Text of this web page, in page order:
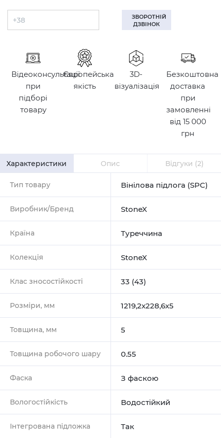
ЗВОРОТНІЙ
ДЗВІНОК
Відеоконсультації
при
підборі
товару
Європейська
якість
3D-
візуалізація
Безкоштовна
доставка
при
замовленні
від 15 000
грн
Характеристики Опис Відгуки (2)
Тип товару Вінілова підлога (SPC)
Виробник/Бренд StoneX
Країна Туреччина
Колекція StoneX
Клас зносостійкості 33 (43)
Розміри, мм 1219,2х228,6х5
Товщина, мм 5
Товщина робочого шару 0.55
Фаска З фаскою
Вологостійкість Водостійкий
Інтегрована підложка Так